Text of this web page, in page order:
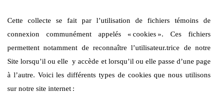
Cette collecte se fait par l’utilisation de fichiers témoins de
connexion communément appelés « cookies ». Ces fichiers
permettent notamment de reconnaître l’utilisateur.trice de notre
Site lorsqu’il ou elle y accède et lorsqu’il ou elle passe d’une page
à l’autre. Voici les différents types de cookies que nous utilisons
sur notre site internet :